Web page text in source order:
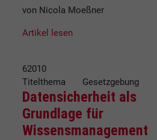
von Nicola Moeßner
Artikel lesen
62010
Titelthema Gesetzgebung
Datensicherheit als
Grundlage für
Wissensmanagement